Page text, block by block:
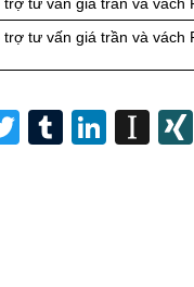
trợ tư vấn giá trần và vách
trợ tư vấn giá trần và vách
TwitterTumblr